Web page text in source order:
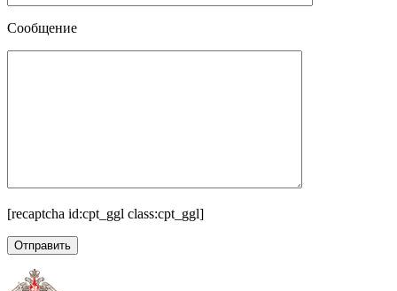
Сообщение
[recaptcha id:cpt_ggl class:cpt_ggl]